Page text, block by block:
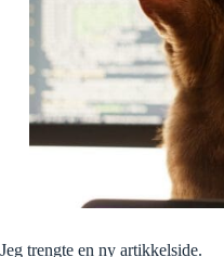
Jeg trengte en ny artikkelside.